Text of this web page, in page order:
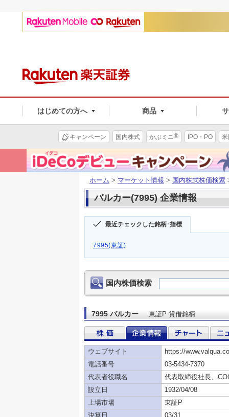
はじめての方へ 商品
キャンペーン 国内株式 かぶミニ® IPO・PO
ホーム > マーケット情報 > 国内株式株価検索
バルカー(7995) 企業情報
最近チェックした銘柄･指標
7995(東証)